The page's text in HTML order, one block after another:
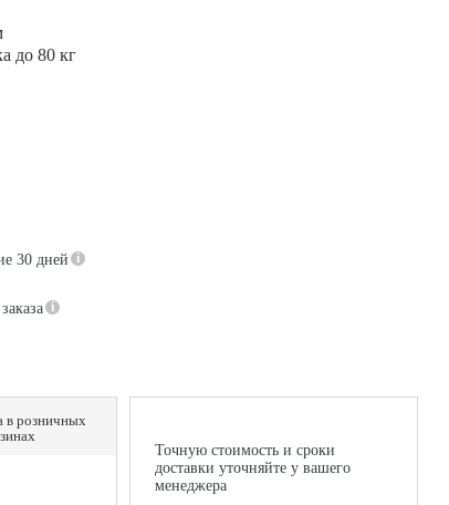
до 80 кг
30 дней
в розничных
Точную стоимость и сроки
доставки уточняйте у вашего
менеджера